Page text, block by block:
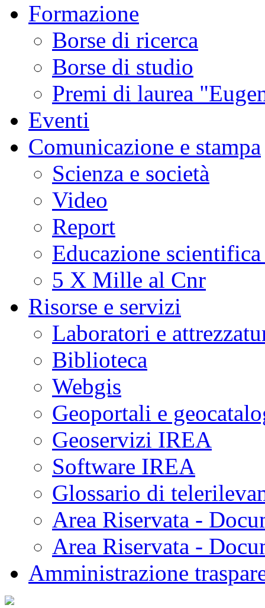
Formazione
Borse di ricerca
Borse di studio
Premi di laurea
Eventi
Comunicazione e stampa
Scienza e società
Video
Report
Educazione
5 X Mille al Cnr
Risorse e servizi
Laboratori e
Biblioteca
Webgis
Geoportali e
Geoservizi IREA
Software IREA
Glossario di
Area Riservata -
Area Riservata -
Amministrazione